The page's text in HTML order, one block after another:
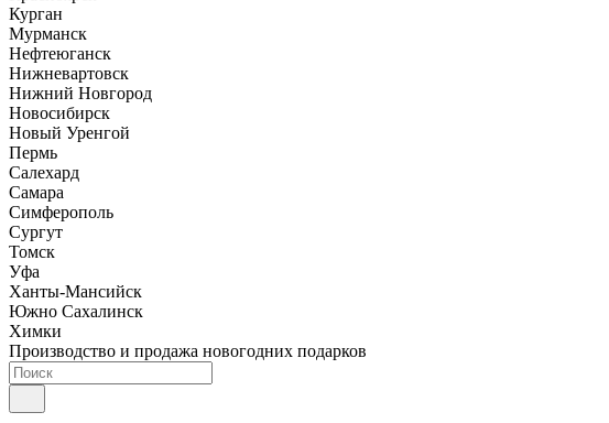
Курган
Мурманск
Нефтеюганск
Нижневартовск
Нижний Новгород
Новосибирск
Новый Уренгой
Пермь
Салехард
Самара
Симферополь
Сургут
Томск
Уфа
Ханты-Мансийск
Южно Сахалинск
Химки
Производство и продажа новогодних подарков